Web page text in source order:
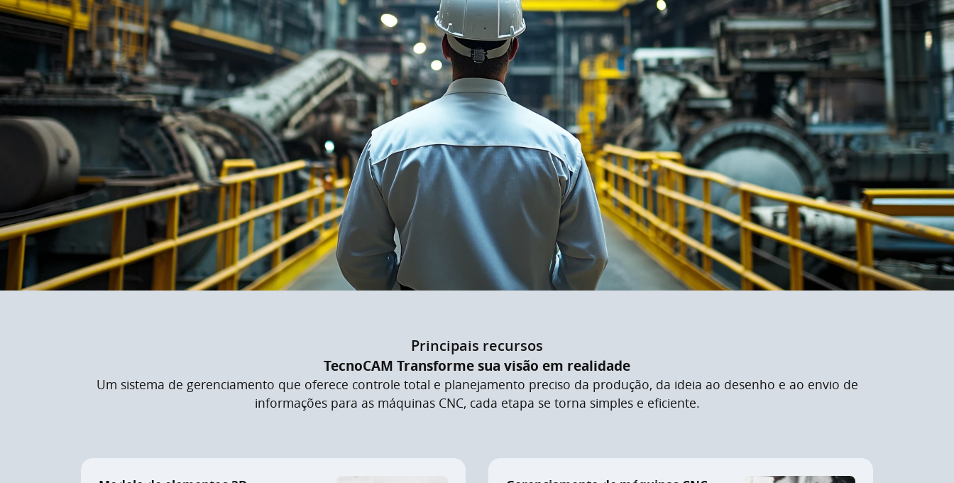
Principais recursos
TecnoCAM Transforme sua visão em realidade
Um sistema de gerenciamento que oferece controle total e planejamento preciso da produção, da ideia ao desenho e ao envio de
informações para as máquinas CNC, cada etapa se torna simples e eficiente.